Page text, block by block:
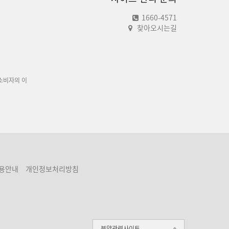
1660-4571
찾아오시는길
비자의 이
안내 개인정보처리방침